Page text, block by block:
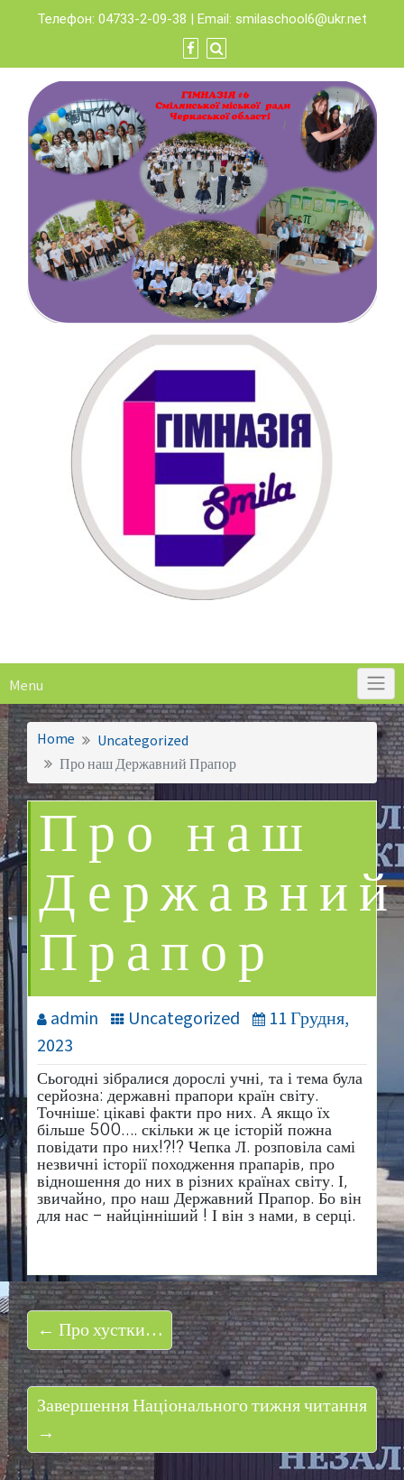
content
Телефон: 04733-2-09-38 | Email: smilaschool6@ukr.net
Menu
Home
Uncategorized
Про наш Державний Прапор
Про наш
Державний
Прапор
admin Uncategorized
11 Грудня,
2023
Сьогодні зібралися дорослі учні, та і тема була
серйозна: державні прапори країн світу.
Точніше: цікаві факти про них. А якщо їх
більше 500…. скільки ж це історій пожна
повідати про них!?!? Чепка Л. розповіла самі
незвичні історії походження прапарів, про
відношення до них в різних країнах світу. І,
звичайно, про наш Державний Прапор. Бо він
для нас – найцінніший ! І він з нами, в серці.
← Про хустки…
Завершення Національного тижня читання
→